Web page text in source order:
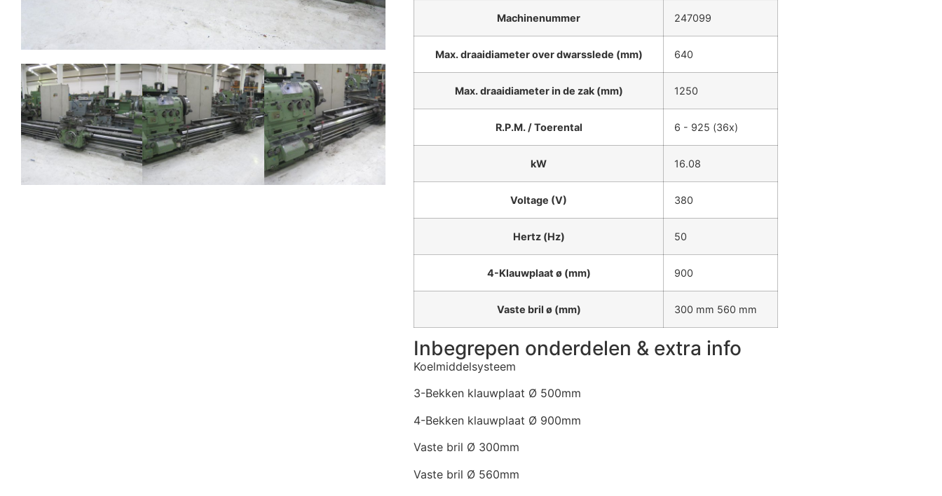
Machinenummer 247099
Max. draaidiameter over dwarsslede (mm) 640
Max. draaidiameter in de zak (mm) 1250
R.P.M. / Toerental 6 - 925 (36x)
kW 16.08
Voltage (V) 380
Hertz (Hz) 50
4-Klauwplaat ø (mm) 900
Vaste bril ø (mm) 300 mm 560 mm
Inbegrepen onderdelen & extra info
Koelmiddelsysteem
3-Bekken klauwplaat Ø 500mm
4-Bekken klauwplaat Ø 900mm
Vaste bril Ø 300mm
Vaste bril Ø 560mm